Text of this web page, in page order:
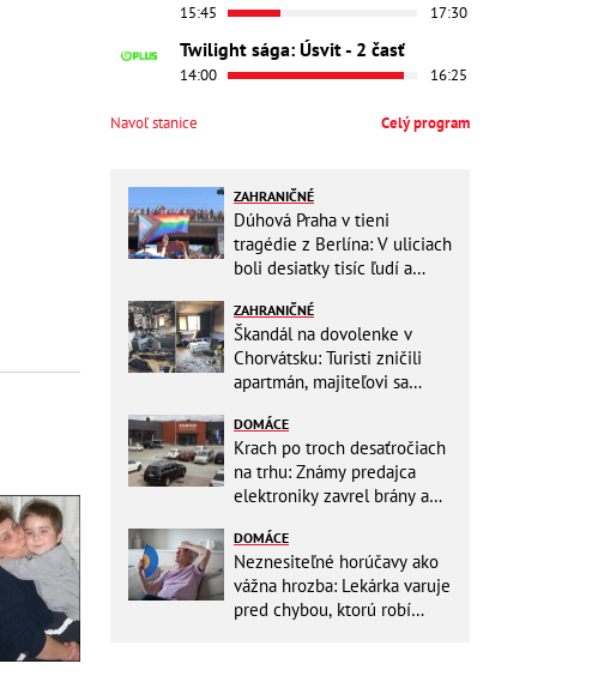
15:45 17:30
Twilight sága: Úsvit - 2 časť
14:00 16:25
Navoľ stanice Celý program
ZAHRANIČNÉ
Dúhová Praha v tieni
tragédie z Berlína: V uliciach
boli desiatky tisíc ľudí a
ZAHRANIČNÉ
Škandál na dovolenke v
Chorvátsku: Turisti zničili
apartmán, majiteľovi sa
preplatiť hotel
DOMÁCE
Krach po troch desaťročiach
na trhu: Známy predajca
elektroniky zavrel brány a
DOMÁCE
Neznesiteľné horúčavy ako
vážna hrozba: Lekárka varuje
pred chybou, ktorú robí